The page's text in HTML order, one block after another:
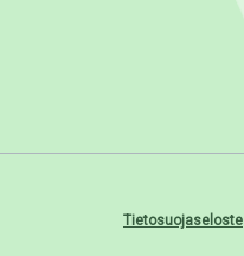
Tietosuojaseloste